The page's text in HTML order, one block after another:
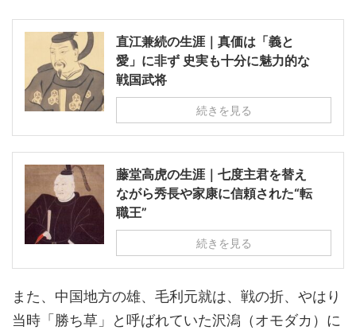
直江兼続の生涯｜真価は「義と
愛」に非ず 史実も十分に魅力的な
戦国武将
続きを見る
藤堂高虎の生涯｜七度主君を替え
ながら秀長や家康に信頼された“転
職王”
続きを見る
また、中国地方の雄、毛利元就は、戦の折、やはり
当時「勝ち草」と呼ばれていた沢潟（オモダカ）に